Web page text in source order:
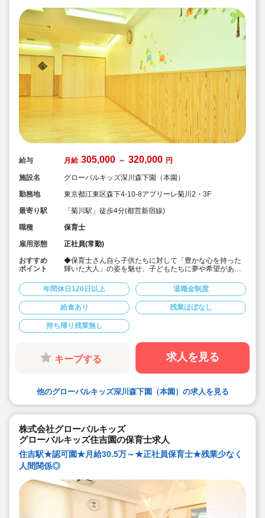
給与 月給 305,000 ～ 320,000 円
施設名
グローバルキッズ深川森下園（本園）
勤務地
東京都江東区森下4-10-8アプリーレ菊川2・3F
最寄り駅
「菊川駅」徒歩4分(都営新宿線)
職種
保育士
雇用形態
正社員(常勤)
おすすめ
ポイント
◆保育士さん自ら子供たちに対して「豊かな心を持った
輝いた大人」の姿を魅せ、子どもたちに夢や希望がある
◆年間休日125日以上！
◆子育て期間中は時短勤務OK
◆半日有給OKで子育て中の方も働きやすい環境です
◆会社独自の休暇制度がありますので、独身、既婚者問
わずノビノビと働きやすい環境です。
◆宿舎借上げ制度利用可能です！
◆職員間の人間関係を大事にしています。チーム保育で
新しい仲間も皆でサポート。新卒で不安な方、中途で馴
染めるか不安な方ブランク空けの方、別業種からのキャ
リアチェンジの方！どんな方でもチームでサポートしあ
いながら保育をする環境です
◆キャリアアップしていきたい方も大歓迎！挑戦したい
能です！
す！
◆充実の福利厚生、海外研修など腰を据え長く勤務でき
成長し続けられる環境が整っています。
年間休日120日以上 退職金制度
給食あり 残業ほぼなし
持ち帰り残業無し
キープする 求人を見る
他のグローバルキッズ深川森下園（本園）の求人を見る
株式会社グローバルキッズ
グローバルキッズ住吉園の保育士求人
住吉駅★認可園★月給30.5万～★正社員保育士★残業少なく
人間関係◎